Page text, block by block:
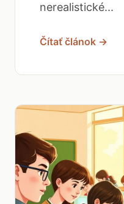
nerealistické...
Čítať článok →